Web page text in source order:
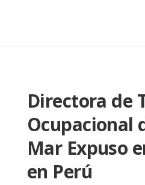
Directora de
Ocupacional
Mar Expuso
en Perú